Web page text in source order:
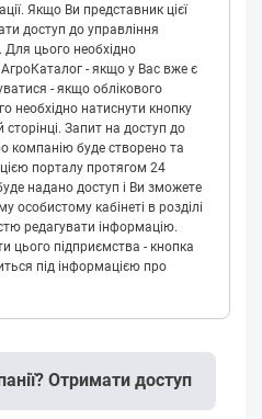
Якщо Ви представник цієї
доступ до управління
цього необхідно
- якщо у Вас вже є
- якщо облікового
необхідно натиснути кнопку
Запит на доступ до
компанію буде створено та
порталу протягом 24
надано доступ і Ви зможете
кабінеті в розділі
редагувати інформацію.
цього підприємства - кнопка
під інформацією про
Отримати доступ